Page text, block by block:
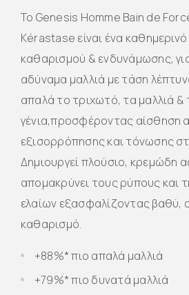
Το Genesis Homme Bain de
Kérastase είναι ένα
καθαρισμού & ενδυνάμωσης,
αδύναμα μαλλιά με τάση
απαλά το τριχωτό, τα μαλλιά &
γένια,προσφέροντας αίσθηση
εξισορρόπησης και τόνωσης
Δημιουργεί πλούσιο, κρεμώδη
απομακρύνει τους ρύπους και
ελαίων εξασφαλίζοντας βαθύ,
καθαρισμό.
+88%* πιο απαλά μαλλιά
+79%* πιο δυνατά μαλλιά